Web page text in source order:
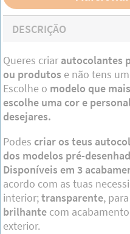
DESCRIÇÃO
Queres criar autocolantes
ou produtos e não tens
Escolhe o modelo que
escolhe uma cor e
desejares.
Podes criar os teus
dos modelos pré-
Disponíveis em 3
acordo com as tuas
interior;transparente,
brilhante com
exterior.